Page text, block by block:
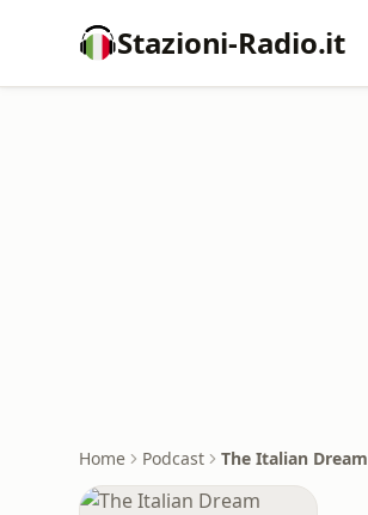
Stazioni-Radio.it
Home Podcast The Italian Dream